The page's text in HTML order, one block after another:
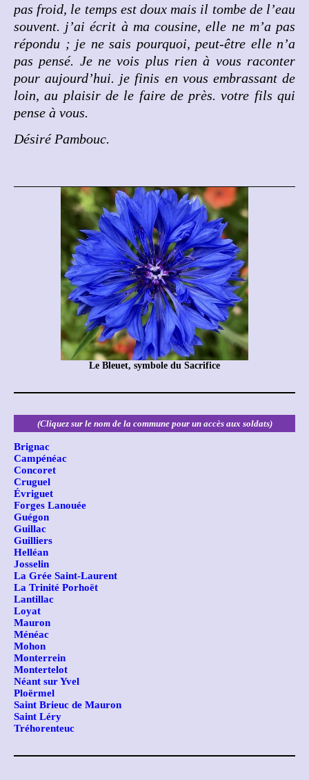
pas froid, le temps est doux mais il tombe de l’eau
souvent. j’ai écrit à ma cousine, elle ne m’a pas
répondu ; je ne sais pourquoi, peut-être elle n’a
pas pensé. Je ne vois plus rien à vous raconter
pour aujourd’hui. je finis en vous embrassant de
loin, au plaisir de le faire de près. votre fils qui
pense à vous.
Désiré Pambouc.
Le Bleuet, symbole du Sacrifice
(Cliquez sur le nom de la commune pour un accès aux soldats)
Brignac
Campénéac
Concoret
Cruguel
Évriguet
Forges Lanouée
Guégon
Guillac
Guilliers
Helléan
Josselin
La Grée Saint-Laurent
La Trinité Porhoët
Lantillac
Loyat
Mauron
Ménéac
Mohon
Monterrein
Montertelot
Néant sur Yvel
Ploërmel
Saint Brieuc de Mauron
Saint Léry
Tréhorenteuc